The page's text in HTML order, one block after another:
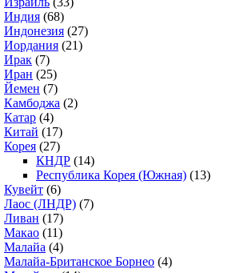
Индия (68)
Индонезия (27)
Иордания (21)
Ирак (7)
Иран (25)
Йемен (7)
Камбоджа (2)
Катар (4)
Китай (17)
Корея (27)
КНДР (14)
Республика Корея (Южная) (13)
Кувейт (6)
Лаос (ЛНДР) (7)
Ливан (17)
Макао (11)
Малайа (4)
Малайа-Британское Борнео (4)